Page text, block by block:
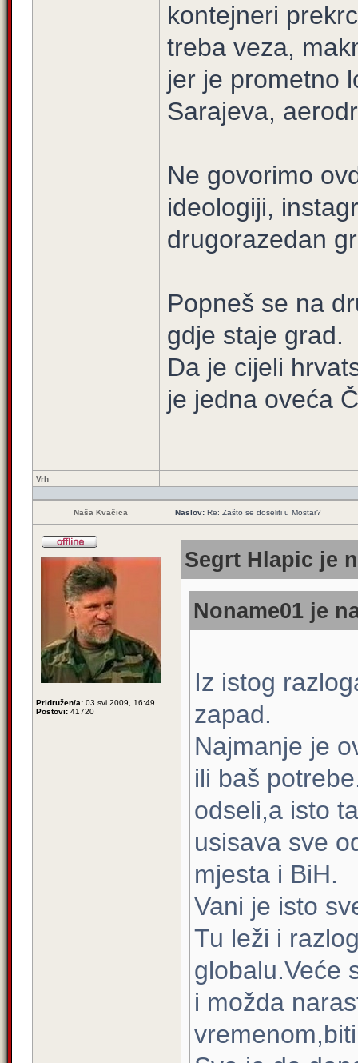
kontejneri
treba veza,
jer je prometno
Sarajeva,
Ne govorimo
ideologiji,
drugorazedan
Popneš se na
gdje staje grad.
Da je cijeli
je jedna oveća
Vrh
Naša Kvačica Naslov: Re: Zašto se doseliti u Mostar?
Pridružen/a: 03 svi 2009, 16:49
Postovi: 41720
Segrt Hlapic je
Noname01 je
Iz istog
zapad.
Najmanje je
ili baš
odseli,a isto
usisava sve
mjesta i BiH.
Vani je isto
Tu leži i
globalu.Veće
i možda